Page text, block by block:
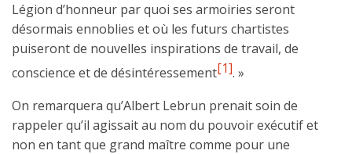
Légion d’honneur par quoi ses armoiries seront
désormais ennoblies et où les futurs chartistes
puiseront de nouvelles inspirations de travail, de
conscience et de désintéressement[1]. »
On remarquera qu’Albert Lebrun prenait soin de
rappeler qu’il agissait au nom du pouvoir exécutif et
non en tant que grand maître comme pour une